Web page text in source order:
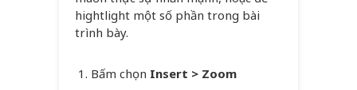
hightlight một số phần trong bài
trình bày.
Bấm chọn Insert > Zoom